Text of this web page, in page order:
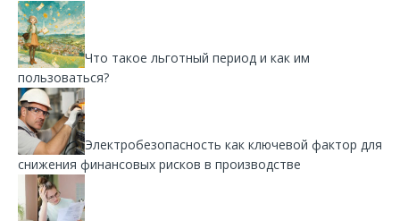
Что такое льготный период и как им
пользоваться?
Электробезопасность как ключевой фактор для
снижения финансовых рисков в производстве